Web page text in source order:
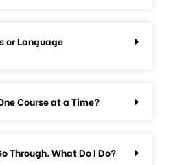
or Language
Course at a Time?
Through. What Do I Do?